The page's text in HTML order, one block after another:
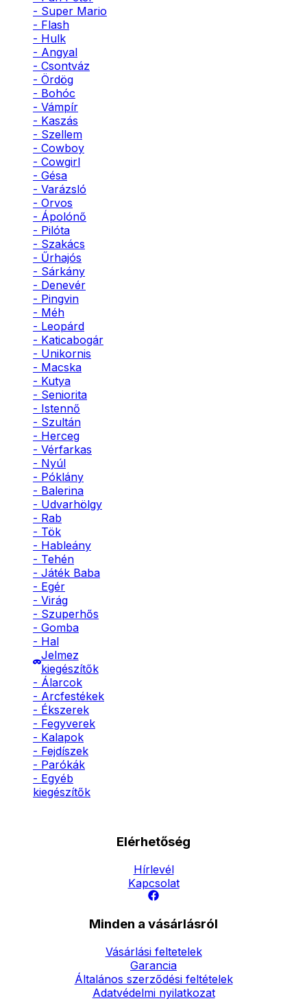
- Super Mario
- Flash
- Hulk
- Angyal
- Csontváz
- Ördög
- Bohóc
- Vámpír
- Kaszás
- Szellem
- Cowboy
- Cowgirl
- Gésa
- Varázsló
- Orvos
- Ápolónő
- Pilóta
- Szakács
- Űrhajós
- Sárkány
- Denevér
- Pingvin
- Méh
- Leopárd
- Katicabogár
- Unikornis
- Macska
- Kutya
- Seniorita
- Istennő
- Szultán
- Herceg
- Vérfarkas
- Nyúl
- Póklány
- Balerina
- Udvarhölgy
- Rab
- Tök
- Hableány
- Tehén
- Játék Baba
- Egér
- Virág
- Szuperhős
- Gomba
- Hal
Jelmez
kiegészítők
- Álarcok
- Arcfestékek
- Ékszerek
- Fegyverek
- Kalapok
- Fejdíszek
- Parókák
- Egyéb
kiegészítők
Elérhetőség
Hírlevél
Kapcsolat
Minden a vásárlásról
Vásárlási feltetelek
Garancia
Általános szerződési feltételek
Adatvédelmi nyilatkozat